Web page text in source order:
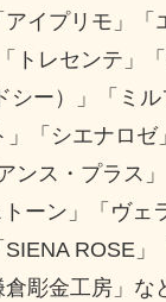
アイプリモ」「
トレセンテ」「
シー）」「ミル
」「シエナロ
ンス・プラス
ーン」「ヴェ
SIENA ROSE」
彫金工房」な